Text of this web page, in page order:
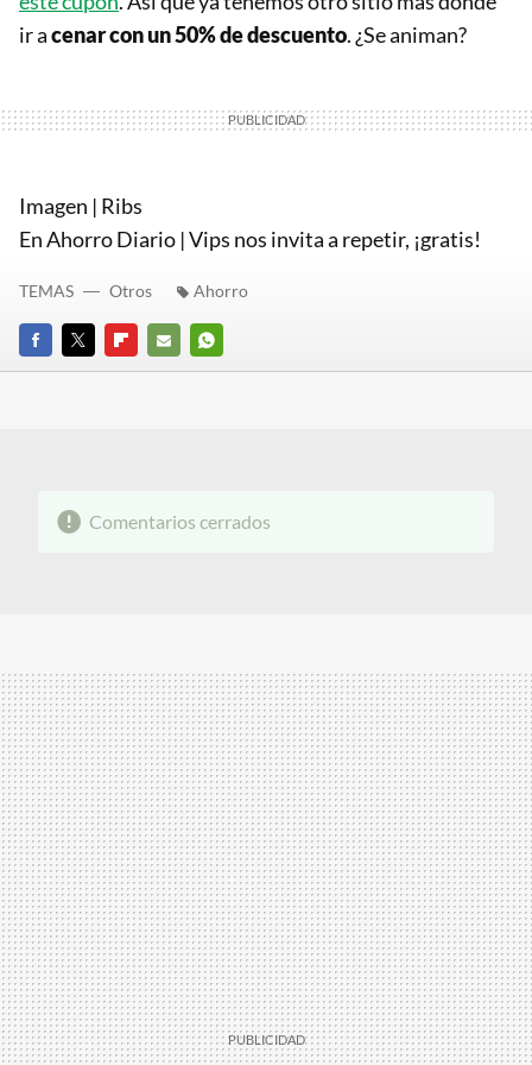
ir acenar con un 50% de descuento. ¿Se animan?
Imagen | Ribs
En Ahorro Diario | Vips nos invita a repetir, ¡gratis!
FACEBOOK
TWITTERFLIPBOARD
E-
WHATSAPP
TEMAS Otros Ahorro
Comentarios cerrados